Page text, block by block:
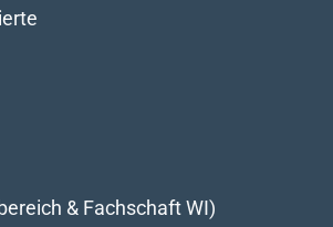
& Fachschaft WI)